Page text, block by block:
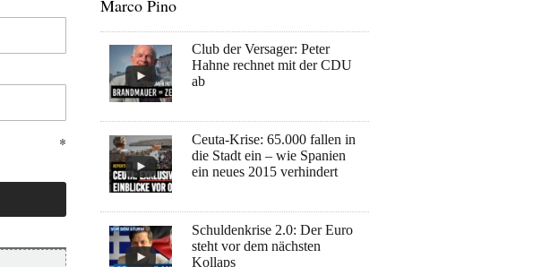
Marco Pino
Club der Versager: Peter
Hahne rechnet mit der CDU
ab
Ceuta-Krise: 65.000 fallen in
die Stadt ein – wie Spanien
ein neues 2015 verhindert
Schuldenkrise 2.0: Der Euro
steht vor dem nächsten
Kollaps